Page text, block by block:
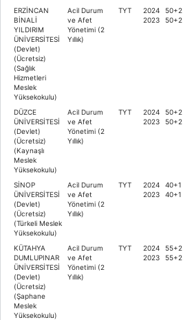
ERZİNCAN
BİNALİ
YILDIRIM
ÜNİVERSİTESİ
(Devlet)
(Ücretsiz)
(Sağlık
Hizmetleri
Meslek
Yüksekokulu)
Acil Durum
ve Afet
Yönetimi (2
Yıllık)
TYT
2024
2023
50+2
50+2
DÜZCE
ÜNİVERSİTESİ
(Devlet)
(Ücretsiz)
(Kaynaşlı
Meslek
Yüksekokulu)
Acil Durum
ve Afet
Yönetimi (2
Yıllık)
TYT
2024
2023
50+2
50+2
SİNOP
ÜNİVERSİTESİ
(Devlet)
(Ücretsiz)
(Türkeli Meslek
Yüksekokulu)
Acil Durum
ve Afet
Yönetimi (2
Yıllık)
TYT
2024
2023
40+1
40+1
KÜTAHYA
DUMLUPINAR
ÜNİVERSİTESİ
(Devlet)
(Ücretsiz)
(Şaphane
Meslek
Yüksekokulu)
Acil Durum
ve Afet
Yönetimi (2
Yıllık)
TYT
2024
2023
55+2
55+2